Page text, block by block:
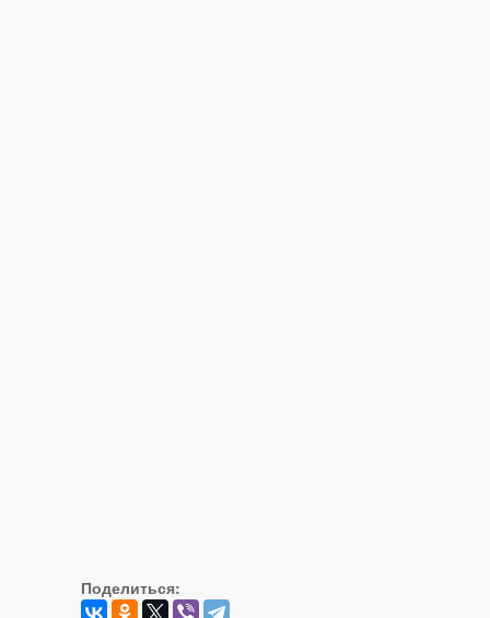
Поделиться: